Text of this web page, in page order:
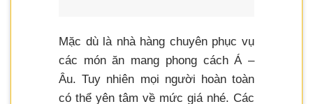
Mặc dù là nhà hàng chuyên phục vụ
các món ăn mang phong cách Á –
Âu. Tuy nhiên mọi người hoàn toàn
có thể yên tâm về mức giá nhé. Các